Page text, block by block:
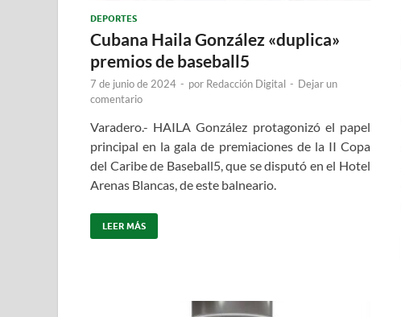
DEPORTES
Cubana Haila González «duplica»
premios de baseball5
7 de junio de 2024 - por Redacción Digital - Dejar un
comentario
Varadero.- HAILA González protagonizó el papel
principal en la gala de premiaciones de la II Copa
del Caribe de Baseball5, que se disputó en el Hotel
Arenas Blancas, de este balneario.
LEER MÁS